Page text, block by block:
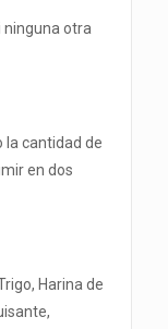
ninguna otra
la cantidad de
en dos
Harina de